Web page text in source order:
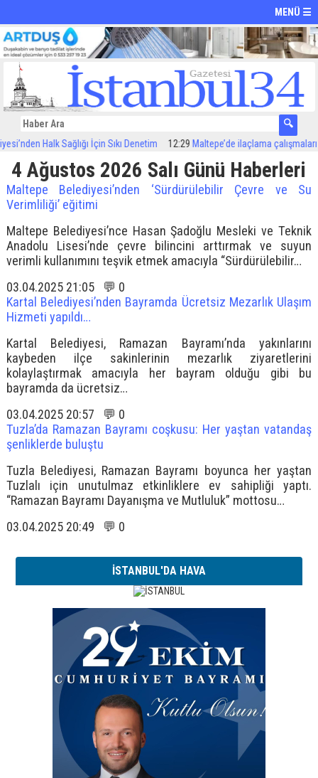
MENÜ ☰
Halk Sağlığı İçin Sıkı Denetim 12:29Maltepe’de ilaçlama çalışmaları
4 Ağustos 2026 Salı Günü Haberleri
Maltepe Belediyesi’nden ‘Sürdürülebilir Çevre ve Su
Verimliliği’ eğitimi
Maltepe Belediyesi’nce Hasan Şadoğlu Mesleki ve Teknik
Anadolu Lisesi’nde çevre bilincini arttırmak ve suyun
verimli kullanımını teşvik etmek amacıyla “Sürdürülebilir…
03.04.2025 21:05 💬 0
Kartal Belediyesi’nden Bayramda Ücretsiz Mezarlık Ulaşım
Hizmeti yapıldı…
Kartal Belediyesi, Ramazan Bayramı’nda yakınlarını
kaybeden ilçe sakinlerinin mezarlık ziyaretlerini
kolaylaştırmak amacıyla her bayram olduğu gibi bu
bayramda da ücretsiz…
03.04.2025 20:57 💬 0
Tuzla’da Ramazan Bayramı coşkusu: Her yaştan vatandaş
şenliklerde buluştu
Tuzla Belediyesi, Ramazan Bayramı boyunca her yaştan
Tuzlalı için unutulmaz etkinliklere ev sahipliği yaptı.
“Ramazan Bayramı Dayanışma ve Mutluluk” mottosu…
03.04.2025 20:49 💬 0
İSTANBUL'DA HAVA